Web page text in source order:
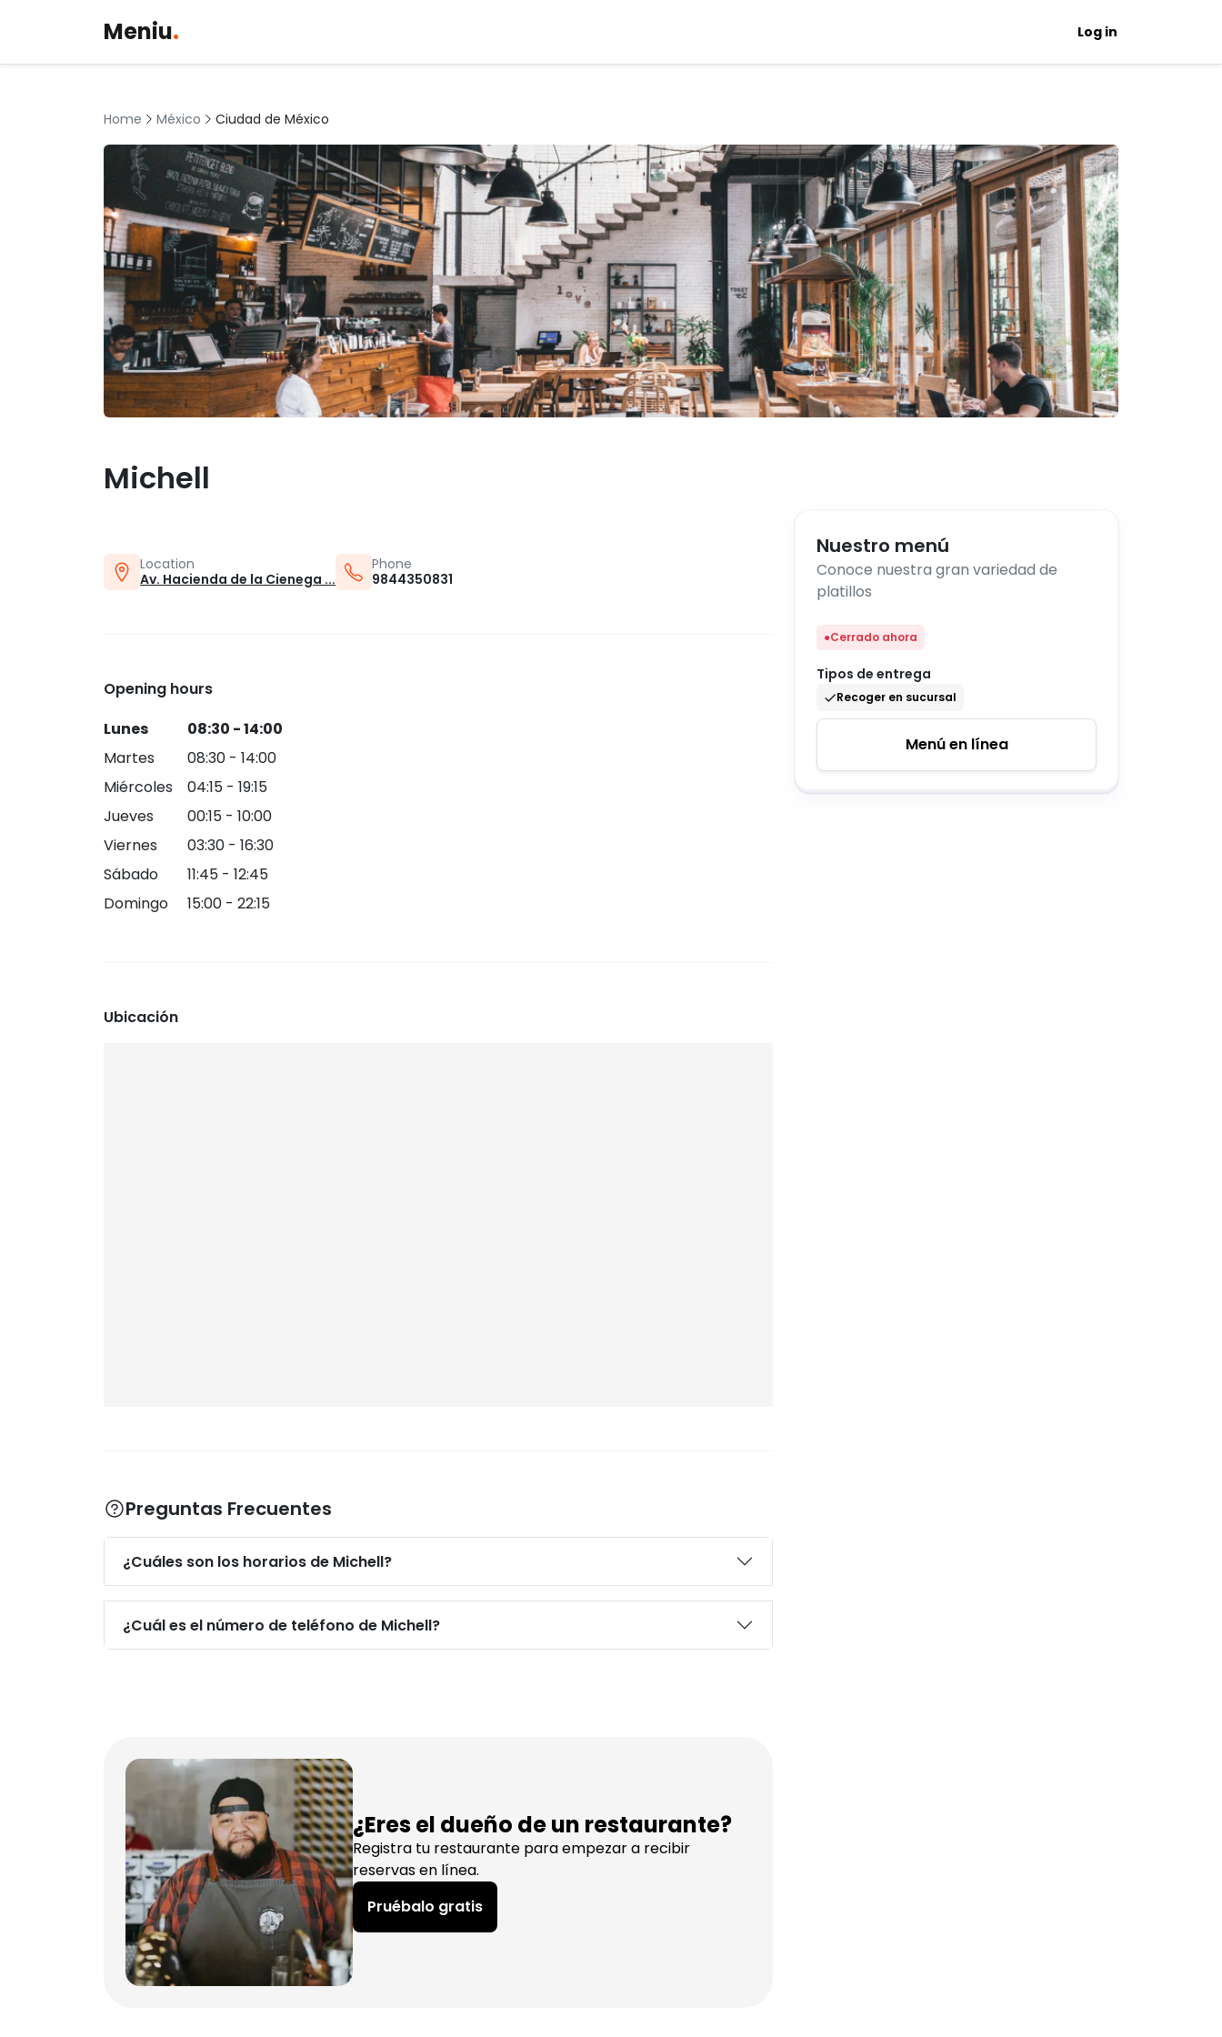
Meniu. Log in
Home México Ciudad de México
Michell
Nuestro menú
Conoce nuestra gran variedad de
platillos
●Cerrado ahora
Tipos de entrega
Recoger en sucursal
Menú en línea
Location
Av. Hacienda de la Cienega ...
Phone
9844350831
Opening hours
Lunes
08:30 - 14:00
Martes
08:30 - 14:00
Miércoles
04:15 - 19:15
Jueves
00:15 - 10:00
Viernes
03:30 - 16:30
Sábado
11:45 - 12:45
Domingo
15:00 - 22:15
Ubicación
Preguntas Frecuentes
¿Cuáles son los horarios de Michell?
¿Cuál es el número de teléfono de Michell?
¿Eres el dueño de un restaurante?
Registra tu restaurante para empezar a recibir
reservas en línea.
Pruébalo gratis